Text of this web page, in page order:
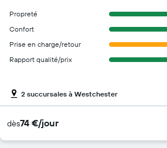
Propreté
Confort
Prise en charge/retour
Rapport qualité/prix
2 succursales à Westchester
dès74 €/jour